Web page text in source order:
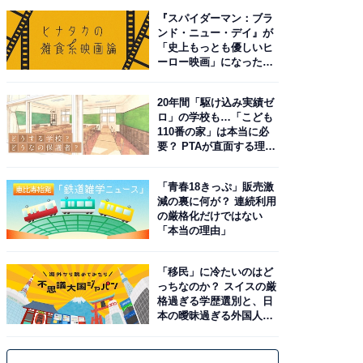
『スパイダーマン：ブラ
ンド・ニュー・デイ』が
「史上もっとも優しいヒ
ーロー映画」になった理
20年間「駆け込み実績ゼ
ロ」の学校も…「こども
110番の家」は本当に必
要？ PTAが直面する理想
「青春18きっぷ」販売激
減の裏に何が？ 連続利用
の厳格化だけではない
「本当の理由」
「移民」に冷たいのはど
っちなのか？ スイスの厳
格過ぎる学歴選別と、日
本の曖昧過ぎる外国人政